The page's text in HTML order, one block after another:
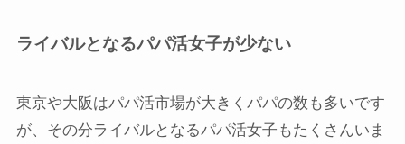
ライバルとなるパパ活女子が少ない
東京や大阪はパパ活市場が大きくパパの数も多いです
が、その分ライバルとなるパパ活女子もたくさんいま